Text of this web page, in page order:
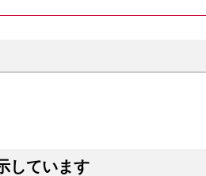
しています